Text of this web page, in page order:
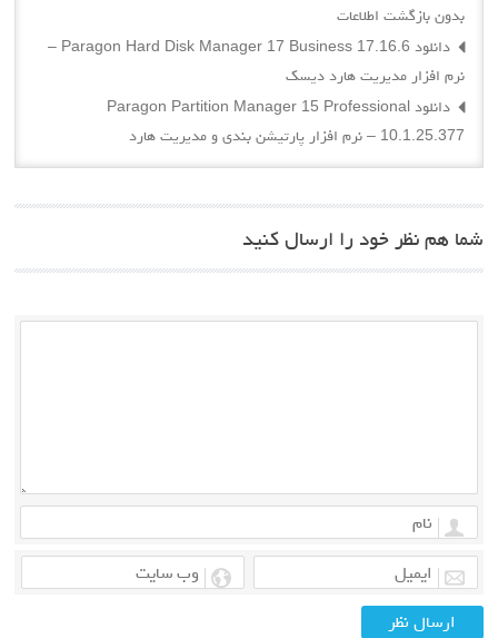
بدون بازگشت اطلاعات
دانلود Paragon Hard Disk Manager 17 Business 17.16.6 –
نرم افزار مدیریت هارد دیسک
دانلود Paragon Partition Manager 15 Professional
10.1.25.377 – نرم افزار پارتیشن بندی و مدیریت هارد
شما هم نظر خود را ارسال کنید